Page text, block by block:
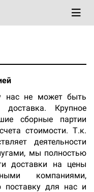
нас не может быть
доставка. Крупное
сборные партии
стоимости. Т.к.
деятельности
мы полностью
доставки на цены
компаниями,
поставку для нас и